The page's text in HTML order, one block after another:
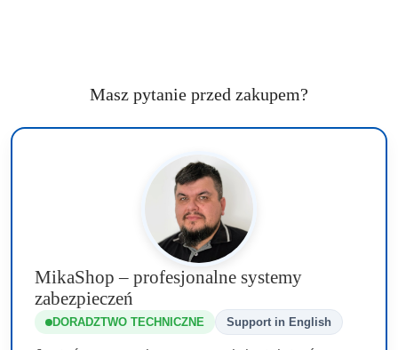
Masz pytanie przed zakupem?
MikaShop – profesjonalne systemy
zabezpieczeń
DORADZTWO TECHNICZNE Support in English